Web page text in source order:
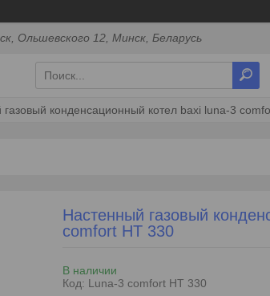
Ольшевского 12, Минск, Беларусь
газовый конденсационный котел baxi luna-3
Настенный газовый
comfort HT 330
В наличии
Код: Luna-3 comfort HT 330